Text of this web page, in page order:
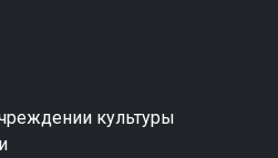
культуры